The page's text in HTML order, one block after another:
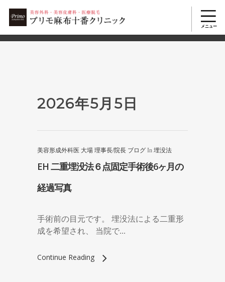
2026年5月5日
美容形成外科医 大場 理事長/院長 ブログ In 埋没法
EH 二重埋没法６点固定手術後6ヶ月の
経過写真
手術前の目元です。 埋没法による二重形
成を希望され、 当院で...
Continue Reading